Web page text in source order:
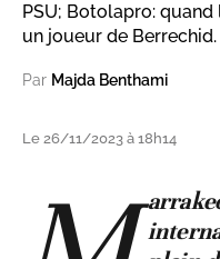
PSU; Botolapro: quand
un joueur de
Par Majda Benthami
Le 26/11/2023 à 18h14